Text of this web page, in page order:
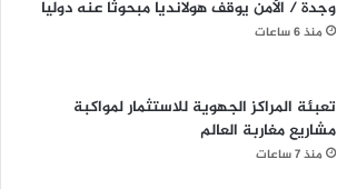
وجدة / الأمن يوقف هولانديا مبحوثا عنه دوليا
منذ 6 ساعات
تعبئة المراكز الجهوية للاستثمار لمواكبة
مشاريع مغاربة العالم
منذ 7 ساعات